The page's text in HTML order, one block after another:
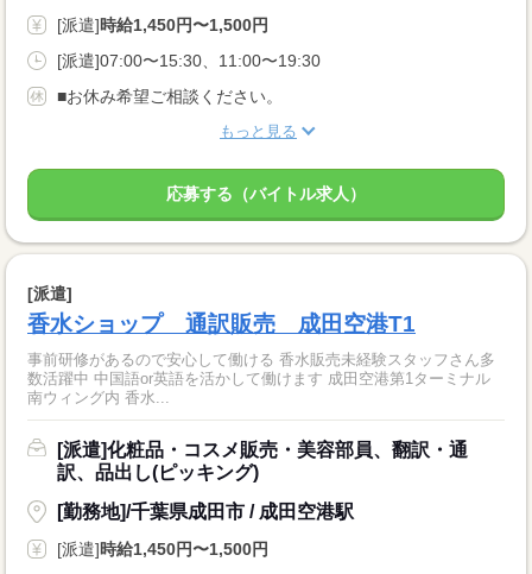
[派遣]時給1,450円〜1,500円
[派遣]07:00〜15:30、11:00〜19:30
■お休み希望ご相談ください。
もっと見る
応募する（バイトル求人）
[派遣]
香水ショップ 通訳販売 成田空港T1
事前研修があるので安心して働ける 香水販売未経験スタッフさん多
数活躍中 中国語or英語を活かして働けます 成田空港第1ターミナル
南ウィング内 香水...
[派遣]化粧品・コスメ販売・美容部員、翻訳・通
訳、品出し(ピッキング)
[勤務地]/千葉県成田市 / 成田空港駅
[派遣]時給1,450円〜1,500円